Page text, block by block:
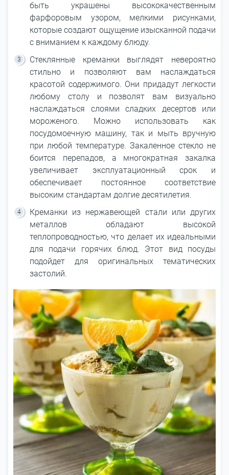
быть украшены высококачественным
фарфоровым узором, мелкими рисунками,
которые создают ощущение изысканной подачи
с вниманием к каждому блюду.
Стеклянные креманки выглядят невероятно
стильно и позволяют вам наслаждаться
красотой содержимого. Они придадут легкости
любому столу и позволят вам визуально
наслаждаться слоями сладких десертов или
мороженого. Можно использовать как
посудомоечную машину, так и мыть вручную
при любой температуре. Закаленное стекло не
боится перепадов, а многократная закалка
увеличивает эксплуатационный срок и
обеспечивает постоянное соответствие
высоким стандартам долгие десятилетия.
Креманки из нержавеющей стали или других
металлов обладают высокой
теплопроводностью, что делает их идеальными
для подачи горячих блюд. Этот вид посуды
подойдет для оригинальных тематических
застолий.